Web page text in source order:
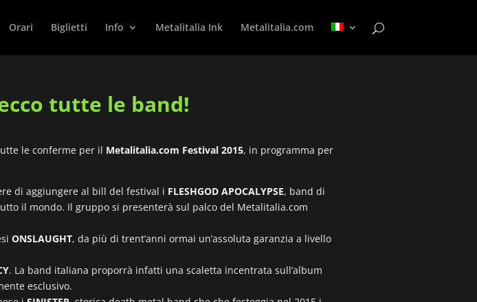
Orari Biglietti Info Metalitalia Ink Metalitalia.com
ecco tutte le band!
le conferme per il Metalitalia.com Festival 2015, in programma per
di aggiungere al bill del festival i FLESHGOD APOCALYPSE, band di
il mondo. Il gruppo si presenterà sul palco del Metalitalia.com
ONSLAUGHT, da più di trent’anni ormai un’assoluta garanzia a livello
. La band italiana proporrà infatti una scaletta incentrata sull’album
esclusivo.